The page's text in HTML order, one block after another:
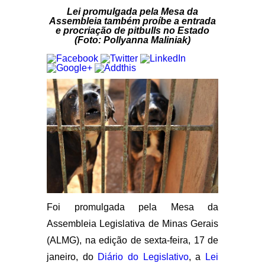
Lei promulgada pela Mesa da
Assembleia também proíbe a entrada
e procriação de pitbulls no Estado
(Foto: Pollyanna Maliniak)
Foi promulgada pela Mesa da
Assembleia Legislativa de Minas Gerais
(ALMG), na edição de sexta-feira, 17 de
janeiro, do Diário do Legislativo, a
Lei